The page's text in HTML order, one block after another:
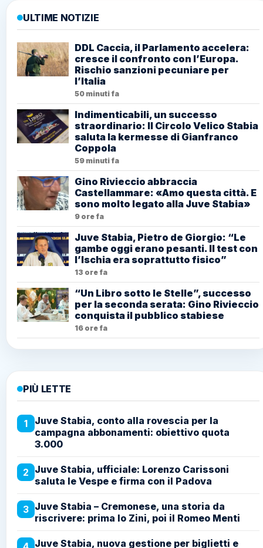
ULTIME NOTIZIE
DDL Caccia, il Parlamento accelera:
cresce il confronto con l’Europa.
Rischio sanzioni pecuniare per
l’Italia
50 minuti fa
Indimenticabili, un successo
straordinario: Il Circolo Velico Stabia
saluta la kermesse di Gianfranco
Coppola
59 minuti fa
Gino Rivieccio abbraccia
Castellammare: «Amo questa città. E
sono molto legato alla Juve Stabia»
9 ore fa
Juve Stabia, Pietro de Giorgio: “Le
gambe oggi erano pesanti. Il test con
l’Ischia era soprattutto fisico”
13 ore fa
“Un Libro sotto le Stelle”, successo
per la seconda serata: Gino Rivieccio
conquista il pubblico stabiese
16 ore fa
PIÙ LETTE
1
Juve Stabia, conto alla rovescia per la
campagna abbonamenti: obiettivo quota
3.000
2 Juve Stabia, ufficiale: Lorenzo Carissoni
saluta le Vespe e firma con il Padova
3 Juve Stabia – Cremonese, una storia da
riscrivere: prima lo Zini, poi il Romeo Menti
Juve Stabia, nuova gestione per biglietti e